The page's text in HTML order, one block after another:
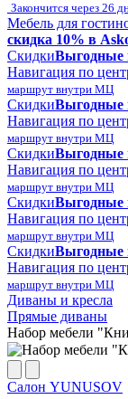
Закончится через 26
Мебель для
скидка 10% в
СкидкиВыгодные
Навигация по
маршрут внутри МЦ
СкидкиВыгодные
Навигация по
маршрут внутри МЦ
СкидкиВыгодные
Навигация по
маршрут внутри МЦ
СкидкиВыгодные
Навигация по
маршрут внутри МЦ
СкидкиВыгодные
Навигация по
маршрут внутри МЦ
Диваны и кресла
Прямые диваны
Набор мебели
Салон YUNUSOV